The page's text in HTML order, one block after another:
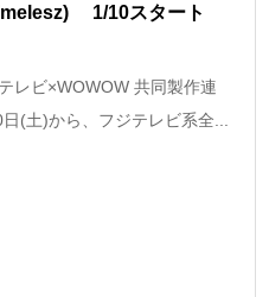
1/10スタート
レビ×WOWOW 共同製作連
(土)から、フジテレビ系全...